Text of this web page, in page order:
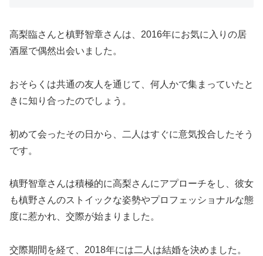
高梨臨さんと槙野智章さんは、2016年にお気に入りの居
酒屋で偶然出会いました。
おそらくは共通の友人を通じて、何人かで集まっていたと
きに知り合ったのでしょう。
初めて会ったその日から、二人はすぐに意気投合したそう
です。
槙野智章さんは積極的に高梨さんにアプローチをし、彼女
も槙野さんのストイックな姿勢やプロフェッショナルな態
度に惹かれ、交際が始まりました。
交際期間を経て、2018年には二人は結婚を決めました。